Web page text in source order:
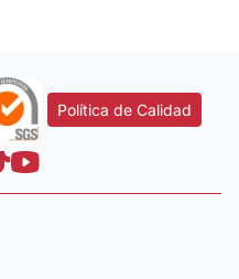
Política de Calidad